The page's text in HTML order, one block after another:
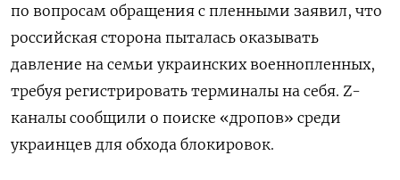
по вопросам обращения с пленными заявил, что
российская сторона пыталась оказывать
давление на семьи украинских военнопленных,
требуя регистрировать терминалы на себя. Z-
каналы сообщили о поиске «дропов» среди
украинцев для обхода блокировок.